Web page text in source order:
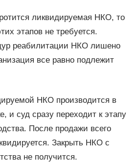
ликвидируемая НКО, то
этапов не требуется.
реабилитации НКО лишено
все равно подлежит
НКО производится в
и суд сразу переходит к этапу
После продажи всего
Закрыть НКО с
не получится.